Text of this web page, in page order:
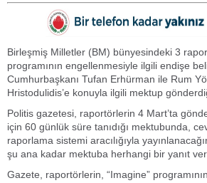
Birleşmiş Milletler (BM) bünyesindeki 3
programının engellenmesiyle ilgili endişe
Cumhurbaşkanı Tufan Erhürman ile Rum
Hristodulidis’e konuyla ilgili mektup
Politis gazetesi, raportörlerin 4 Mart’ta
için 60 günlük süre tanıdığı mektubunda,
raporlama sistemi aracılığıyla
şu ana kadar mektuba herhangi bir yanıt
Gazete, raportörlerin, “Imagine”